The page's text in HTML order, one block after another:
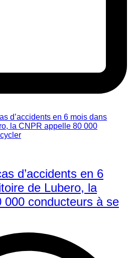
d’accidents en 6
de Lubero, la
000 conducteurs à se